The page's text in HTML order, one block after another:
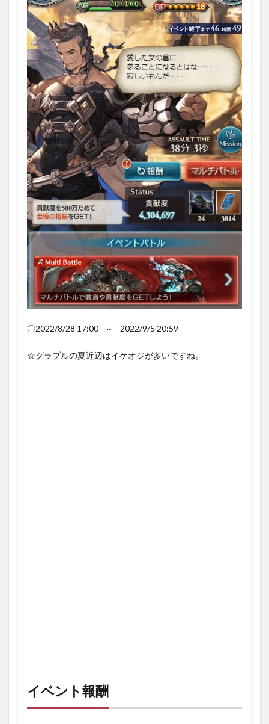
開催
期間
2
イベ
ント
報酬
2.1
スタ
イル
シフ
ト
『無
頼と
享楽
の伝
説』
2.1.1
入手方
法
2.2
「金
緩の
贈り
物」
｢銀緩
り物｣
「金緩
イズ
リベ
リオ
〇2022/8/28 17:00 ~ 2022/9/5 20:59
☆グラブルの夏近辺はイケオジが多いですね。
イベント報酬